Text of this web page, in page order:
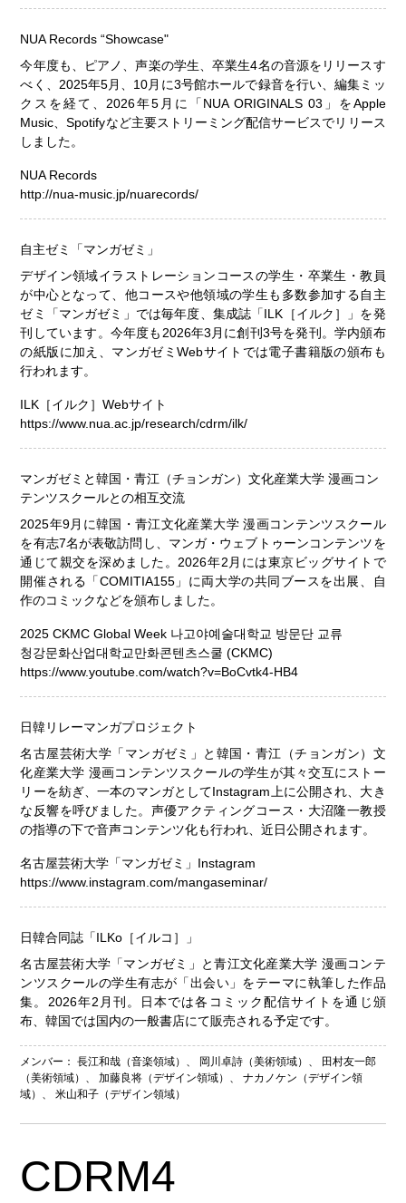
NUA Records “Showcase"
今年度も、ピアノ、声楽の学生、卒業生4名の音源をリリースす
べく、2025年5月、10月に3号館ホールで録音を行い、編集ミッ
クスを経て、2026年5月に「NUA ORIGINALS 03」をApple
Music、Spotifyなど主要ストリーミング配信サービスでリリース
しました。
NUA Records
http://nua-music.jp/nuarecords/
自主ゼミ「マンガゼミ」
デザイン領域イラストレーションコースの学生・卒業生・教員
が中心となって、他コースや他領域の学生も多数参加する自主
ゼミ「マンガゼミ」では毎年度、集成誌「ILK［イルク］」を発
刊しています。今年度も2026年3月に創刊3号を発刊。学内頒布
の紙版に加え、マンガゼミWebサイトでは電子書籍版の頒布も
行われます。
ILK［イルク］Webサイト
https://www.nua.ac.jp/research/cdrm/ilk/
マンガゼミと韓国・青江（チョンガン）文化産業大学 漫画コン
テンツスクールとの相互交流
2025年9月に韓国・青江文化産業大学 漫画コンテンツスクール
を有志7名が表敬訪問し、マンガ・ウェブトゥーンコンテンツを
通じて親交を深めました。2026年2月には東京ビッグサイトで
開催される「COMITIA155」に両大学の共同ブースを出展、自
作のコミックなどを頒布しました。
2025 CKMC Global Week 나고야예술대학교 방문단 교류
청강문화산업대학교만화콘텐츠스쿨 (CKMC)
https://www.youtube.com/watch?v=BoCvtk4-HB4
日韓リレーマンガプロジェクト
名古屋芸術大学「マンガゼミ」と韓国・青江（チョンガン）文
化産業大学 漫画コンテンツスクールの学生が其々交互にストー
リーを紡ぎ、一本のマンガとしてInstagram上に公開され、大き
な反響を呼びました。声優アクティングコース・大沼隆一教授
の指導の下で音声コンテンツ化も行われ、近日公開されます。
名古屋芸術大学「マンガゼミ」Instagram
https://www.instagram.com/mangaseminar/
日韓合同誌「ILKo［イルコ］」
名古屋芸術大学「マンガゼミ」と青江文化産業大学 漫画コンテ
ンツスクールの学生有志が「出会い」をテーマに執筆した作品
集。2026年2月刊。日本では各コミック配信サイトを通じ頒
布、韓国では国内の一般書店にて販売される予定です。
メンバー：長江和哉（音楽領域） 、 岡川卓詩（美術領域） 、
田村友一郎
（美術領域） 、加藤良将（デザイン領域） 、ナカノケン（デザイン領
域） 、米山和子（デザイン領域）
CDRM4